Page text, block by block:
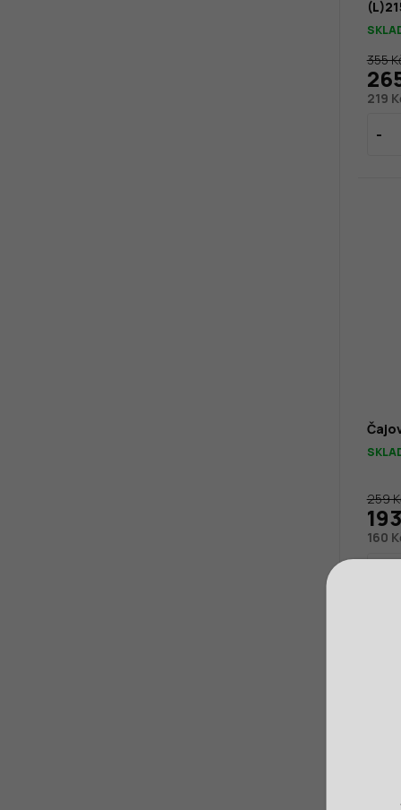
219
355
160
259